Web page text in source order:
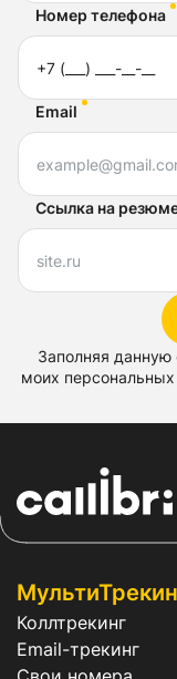
Номер телефона
Email
Ссылка на
Заполняя
моих
Коллтрекинг
Email-трекинг